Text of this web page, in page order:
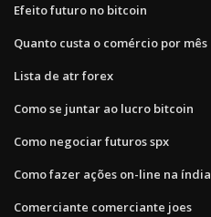
Efeito futuro no bitcoin
Quanto custa o comércio por mês
Lista de atr forex
Como se juntar ao lucro bitcoin
Como negociar futuros spx
Como fazer ações on-line na índia
Comerciante comerciante joes